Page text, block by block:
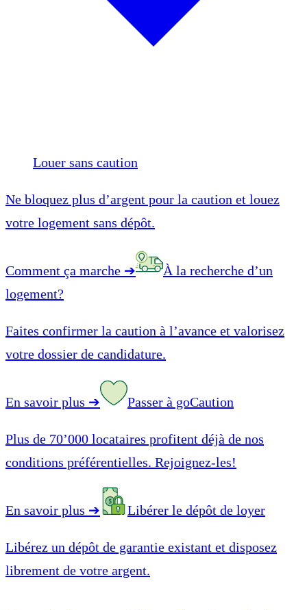
Louer sans caution
Ne bloquez plus d’argent pour la caution et louez
votre logement sans dépôt.
Comment ça marche ➔
À la recherche d’un
logement?
Faites confirmer la caution à l’avance et valorisez
votre dossier de candidature.
En savoir plus ➔ Passer à goCaution
Plus de 70’000 locataires profitent déjà de nos
conditions préférentielles. Rejoignez-les!
En savoir plus ➔ Libérer le dépôt de loyer
Libérez un dépôt de garantie existant et disposez
librement de votre argent.